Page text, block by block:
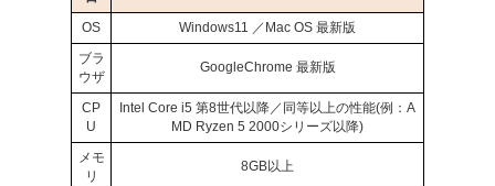
OS
Windows11 ／Mac OS 最新版
ブラ
ウザ
GoogleChrome 最新版
CP
U
Intel Core i5 第8世代以降／同等以上の性能(例：A
MD Ryzen 5 2000シリーズ以降)
メモ
リ
8GB以上